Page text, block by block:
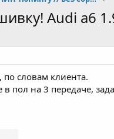
Audi a6
по словам клиента.
в пол на 3 передаче,